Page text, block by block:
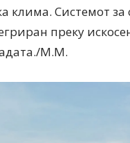
клима. Системот
преку
М.М.